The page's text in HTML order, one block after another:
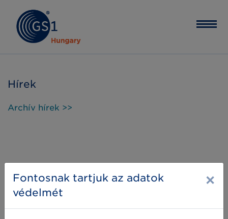
Hírek
Archív hírek >>
Fontosnak tartjuk az adatok
védelmét
×